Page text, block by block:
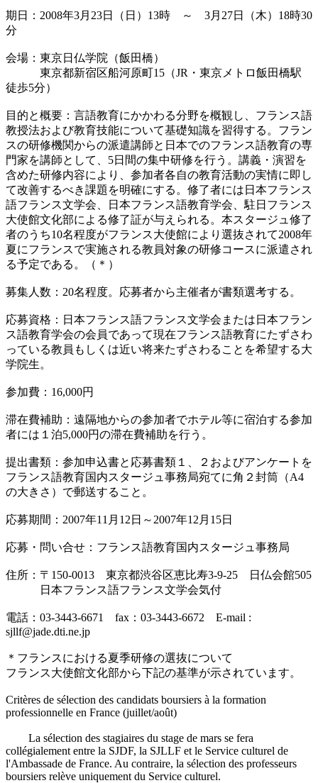
期日：2008年3月23日（日）13時 ～ 3月27日（木）18時30
分
会場：東京日仏学院（飯田橋）
東京都新宿区船河原町15（JR・東京メトロ飯田橋駅
徒歩5分）
目的と概要：言語教育にかかわる分野を概観し、フランス語
教授法および教育技能について基礎知識を習得する。フラン
スの研修機関からの派遣講師と日本でのフランス語教育の専
門家を講師として、5日間の集中研修を行う。講義・演習を
含めた研修内容により、参加者各自の教育活動の実情に即し
て改善するべき課題を明確にする。修了者には日本フランス
語フランス文学会、日本フランス語教育学会、駐日フランス
大使館文化部による修了証が与えられる。本スタージュ修了
者のうち10名程度がフランス大使館により選抜されて2008年
夏にフランスで実施される教員対象の研修コースに派遣され
る予定である。（＊）
募集人数：20名程度。応募者から主催者が書類選考する。
応募資格：日本フランス語フランス文学会または日本フラン
ス語教育学会の会員であって現在フランス語教育にたずさわ
っている教員もしくは近い将来たずさわることを希望する大
学院生。
参加費：16,000円
滞在費補助：遠隔地からの参加者でホテル等に宿泊する参加
者には１泊5,000円の滞在費補助を行う。
提出書類：参加申込書と応募書類１、２およびアンケートを
フランス語教育国内スタージュ事務局宛てに角２封筒（A4
の大きさ）で郵送すること。
応募期間：2007年11月12日～2007年12月15日
応募・問い合せ：フランス語教育国内スタージュ事務局
住所：〒150-0013 東京都渋谷区恵比寿3-9-25 日仏会館505
日本フランス語フランス文学会気付
電話：03-3443-6671 fax：03-3443-6672 E-mail :
sjllf@jade.dti.ne.jp
＊フランスにおける夏季研修の選抜について
フランス大使館文化部から下記の基準が示されています。
Critères de sélection des candidats boursiers à la formation
professionnelle en France (juillet/août)
La sélection des stagiaires du stage de mars se fera
collégialement entre la SJDF, la SJLLF et le Service culturel de
l'Ambassade de France. Au contraire, la sélection des professeurs
boursiers relève uniquement du Service culturel.